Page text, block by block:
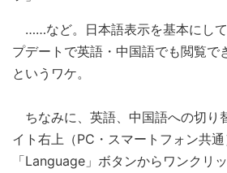
……など。日本語表示を基本にし
プデートで英語・中国語でも閲覧で
というワケ。
ちなみに、英語、中国語への切り
イト右上（PC・スマートフォン共
「Language」ボタンからワンクリ